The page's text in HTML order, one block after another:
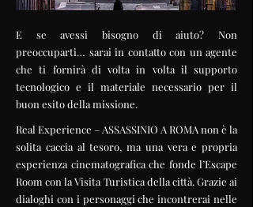
E se avessi bisogno di aiuto? Non
preoccuparti… sarai in contatto con un agente
che ti fornirà di volta in volta il supporto
tecnologico e il materiale necessario per il
buon esito della missione.
Real Experience – ASSASSINIO A ROMA non è la
solita caccia al tesoro, ma una vera e propria
esperienza cinematografica che fonde l’Escape
Room con la Visita Turistica della città. Grazie ai
dialoghi con i personaggi che incontrerai nelle